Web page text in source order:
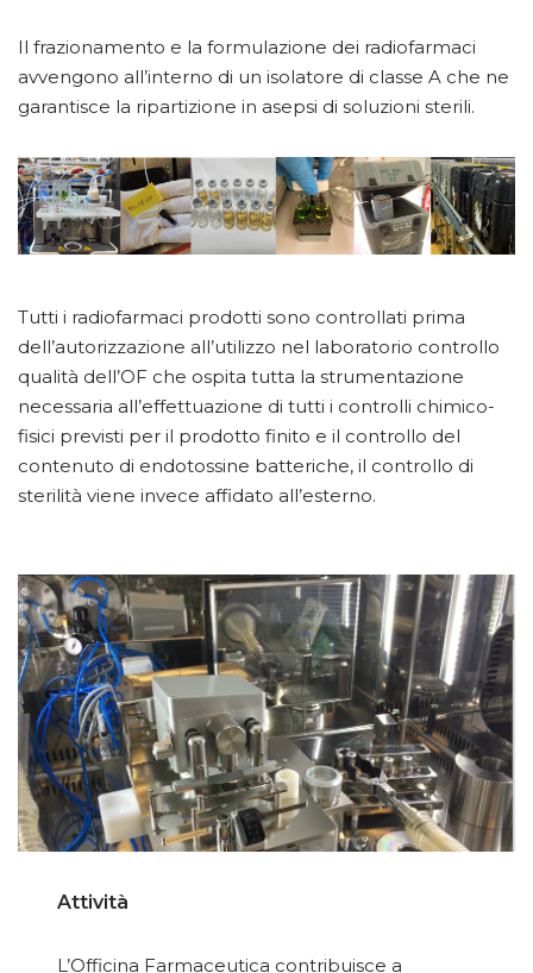
Il frazionamento e la formulazione dei radiofarmaci
avvengono all’interno di un isolatore di classe A che ne
garantisce la ripartizione in asepsi di soluzioni sterili.
Tutti i radiofarmaci prodotti sono controllati prima
dell’autorizzazione all’utilizzo nel laboratorio controllo
qualità dell’OF che ospita tutta la strumentazione
necessaria all’effettuazione di tutti i controlli chimico-
fisici previsti per il prodotto finito e il controllo del
contenuto di endotossine batteriche, il controllo di
sterilità viene invece affidato all’esterno.
Attività
L’Officina Farmaceutica contribuisce a